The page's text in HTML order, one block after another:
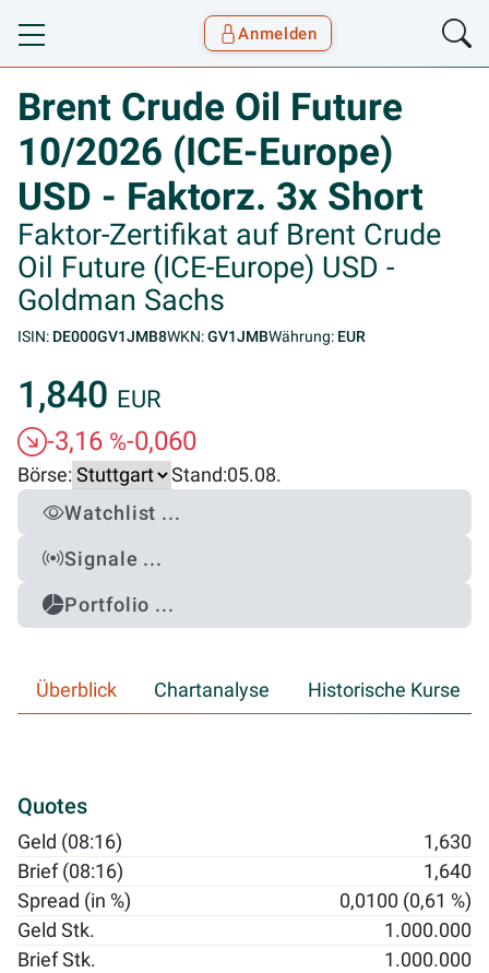
Toggle navigation
Anmelden
Brent Crude Oil Future
10/2026 (ICE-Europe)
USD - Faktorz. 3x Short
Faktor-Zertifikat auf Brent Crude
Oil Future (ICE-Europe) USD -
Goldman Sachs
ISIN: DE000GV1JMB8WKN:GV1JMBWährung: EUR
1,840 EUR
-3,16 %-0,060
Börse: Stand:05.08.
Watchlist ...
Signale ...
Portfolio ...
Überblick Chartanalyse Historische Kurse
Quotes
Geld (08:16)
1,630
Brief (08:16)
1,640
Spread (in %)
0,0100 (0,61 %)
Geld Stk.
1.000.000
Brief Stk.
1.000.000